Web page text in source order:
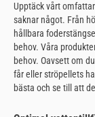
Upptäck vårt
saknar något. Från
hållbara
behov. Våra
behov. Oavsett om
får eller ströpellets
bästa och se till att